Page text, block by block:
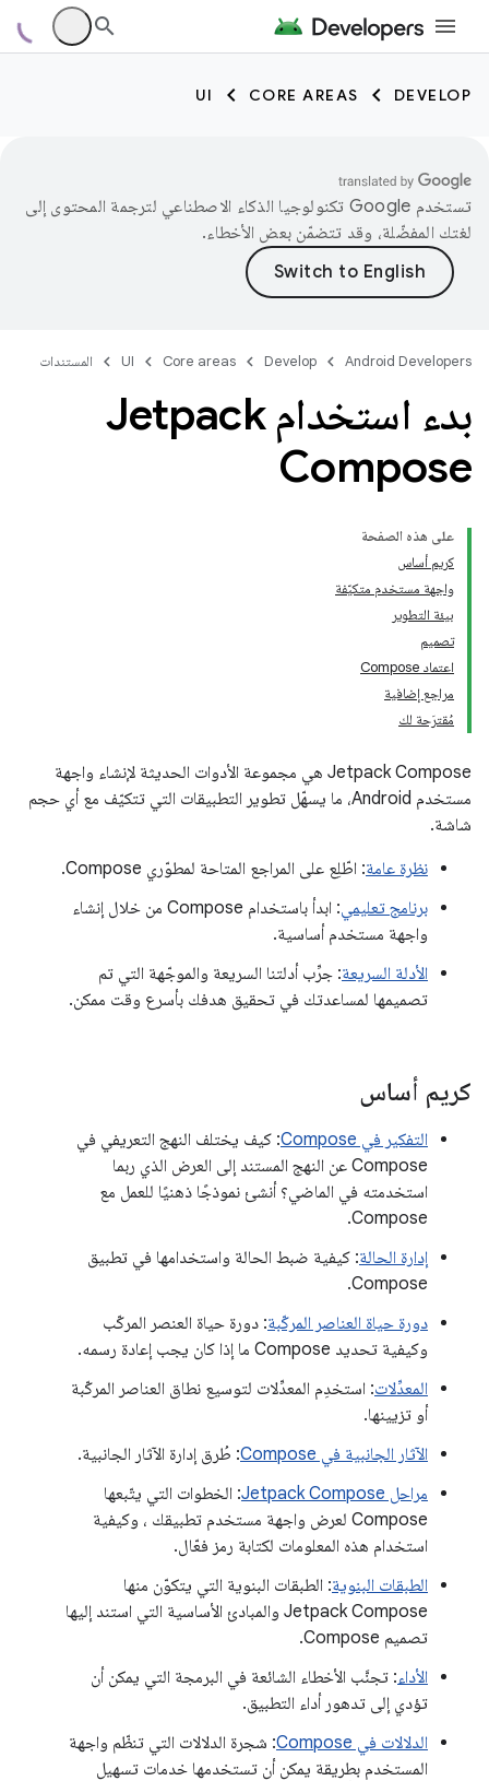
DEVELOP
CORE AREAS
UI
تستخدم Google تكنولوجيا الذكاء الاصطناعي لترجمة المحتوى إلى
لغتك المفضّلة، وقد تتضمّن بعض الأخطاء.
Android Developers
Develop
Core areas
UI المستندات
بدء استخدام Jetpack
Compose
على هذه الصفحة
كريم أساس
واجهة مستخدم متكيّفة
بيئة التطوير
تصميم
اعتماد Compose
مراجع إضافية
مُقترَحة لك
‫Jetpack Compose هي مجموعة الأدوات الحديثة لإنشاء واجهة
مستخدم Android، ما يسهّل تطوير التطبيقات التي تتكيّف مع أي حجم
شاشة.
نظرة عامة: اطّلِع على المراجع المتاحة لمطوّري Compose.
برنامج تعليمي
: ابدأ باستخدام Compose من خلال إنشاء
واجهة مستخدم أساسية.
الأدلة السريعة: جرِّب أدلتنا السريعة والموجّهة التي تم
تصميمها لمساعدتك في تحقيق هدفك بأسرع وقت ممكن.
كريم أساس
التفكير في Compose
: كيف يختلف النهج التعريفي في
Compose عن النهج المستند إلى العرض الذي ربما
استخدمته في الماضي؟ أنشئ نموذجًا ذهنيًا للعمل مع
Compose.
إدارة الحالة: كيفية ضبط الحالة واستخدامها في تطبيق
Compose.
دورة حياة العناصر المركّبة: دورة حياة العنصر المركّب
وكيفية تحديد Compose ما إذا كان يجب إعادة رسمه.
المعدِّلات: استخدِم المعدِّلات لتوسيع نطاق العناصر المركّبة
أو تزيينها.
الآثار الجانبية في Compose
: طُرق إدارة الآثار الجانبية.
مراحل Jetpack Compose
: الخطوات التي يتّبعها
Compose لعرض واجهة مستخدم تطبيقك ، وكيفية
استخدام هذه المعلومات لكتابة رمز فعّال.
الطبقات البنوية: الطبقات البنوية التي يتكوّن منها
Jetpack Compose والمبادئ الأساسية التي استند إليها
تصميم Compose.
الأداء: تجنَّب الأخطاء الشائعة في البرمجة التي يمكن أن
تؤدي إلى تدهور أداء التطبيق.
الدلالات في Compose
: شجرة الدلالات التي تنظّم واجهة
المستخدم بطريقة يمكن أن تستخدمها خدمات تسهيل